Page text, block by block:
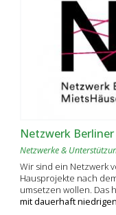
Netzwerk
Netzwerke &
Wir sind ein Netzwerk
Hausprojekte nach
umsetzen wollen. Das
mit dauerhaft